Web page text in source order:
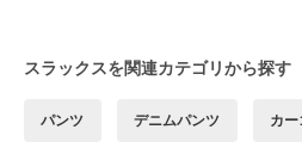
スラックスを関連カテゴリから探す
パンツ デニムパンツ カー